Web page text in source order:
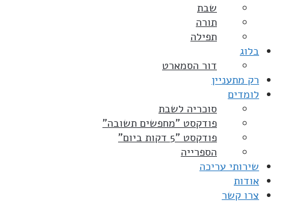
שבת
תורה
תפילה
בלוג
דור הסמארט
רק מתעניין
לומדים
סוכריה לשבת
פודקסט "מחפשים תשובה"
פודקסט "5 דקות ביום"
הספרייה
שירותי עריכה
אודות
צרו קשר